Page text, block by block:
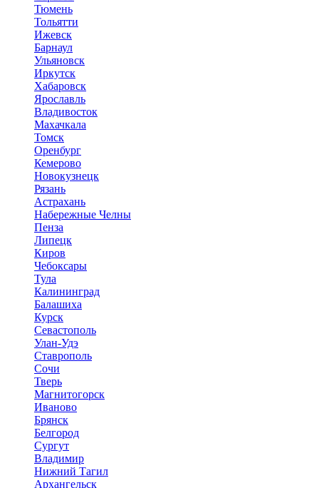
Тюмень
Тольятти
Ижевск
Барнаул
Ульяновск
Иркутск
Хабаровск
Ярославль
Владивосток
Махачкала
Томск
Оренбург
Кемерово
Новокузнецк
Рязань
Астрахань
Набережные Челны
Пенза
Липецк
Киров
Чебоксары
Тула
Калининград
Балашиха
Курск
Севастополь
Улан-Удэ
Ставрополь
Сочи
Тверь
Магнитогорск
Иваново
Брянск
Белгород
Сургут
Владимир
Нижний Тагил
Архангельск